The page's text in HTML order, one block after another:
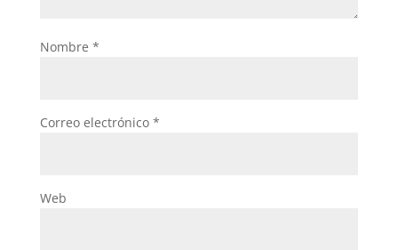
Nombre *
Correo electrónico *
Web